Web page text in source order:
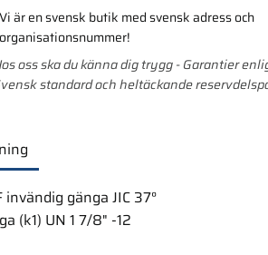
Vi är en svensk butik med svensk adress och
organisationsnummer!
oss ska du känna dig trygg - Garantier
standard och heltäckande
invändig gänga JIC 37°
(k1) UN 1 7/8" -12